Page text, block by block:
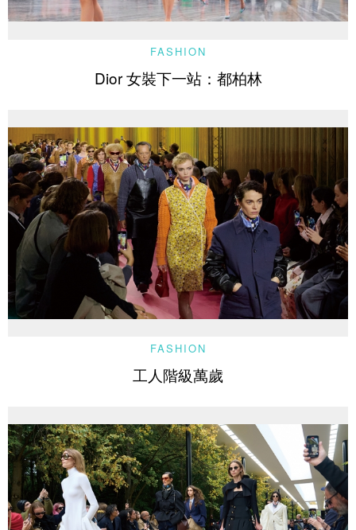
FASHION
Dior 女裝下一站：都柏林
FASHION
工人階級萬歲